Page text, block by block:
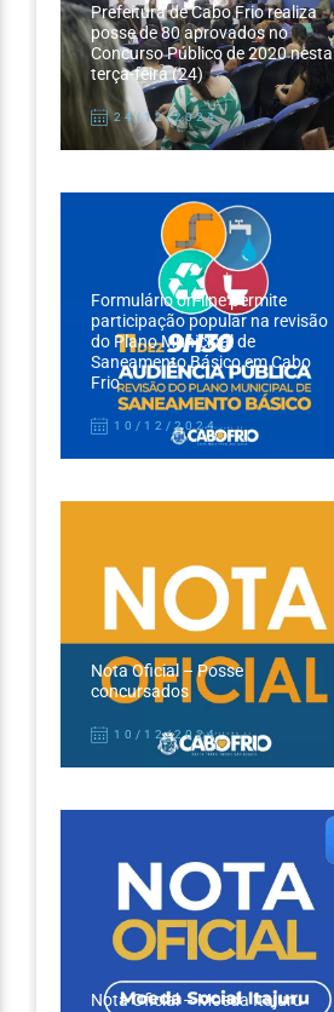
Prefeitura de Cabo Frio realiza
posse de 80 aprovados no
Concurso Público de 2020 nesta
terça-feira (24)
24/12/2024
Formulário on-line permite
participação popular na revisão
do Plano Municipal de
Saneamento Básico em Cabo
Frio
10/12/2024
Nota Oficial – Posse
concursados
10/12/2024
Nota Oficial – Moeda Itajuru